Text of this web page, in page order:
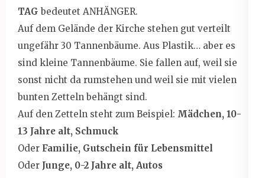
TAG bedeutet ANHÄNGER.
Auf dem Gelände der Kirche stehen gut verteilt
ungefähr 30 Tannenbäume. Aus Plastik… aber es
sind kleine Tannenbäume. Sie fallen auf, weil sie
sonst nicht da rumstehen und weil sie mit vielen
bunten Zetteln behängt sind.
Auf den Zetteln steht zum Beispiel: Mädchen, 10-
13 Jahre alt, Schmuck
Oder Familie, Gutschein für Lebensmittel
Oder Junge, 0-2 Jahre alt, Autos